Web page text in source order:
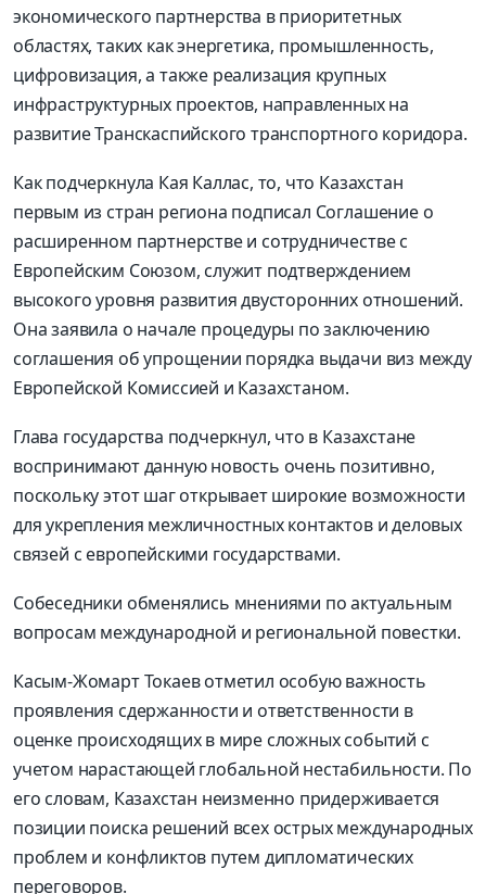
экономического партнерства в приоритетных
областях, таких как энергетика, промышленность,
цифровизация, а также реализация крупных
инфраструктурных проектов, направленных на
развитие Транскаспийского транспортного коридора.
Как подчеркнула Кая Каллас, то, что Казахстан
первым из стран региона подписал Соглашение о
расширенном партнерстве и сотрудничестве с
Европейским Союзом, служит подтверждением
высокого уровня развития двусторонних отношений.
Она заявила о начале процедуры по заключению
соглашения об упрощении порядка выдачи виз между
Европейской Комиссией и Казахстаном.
Глава государства подчеркнул, что в Казахстане
воспринимают данную новость очень позитивно,
поскольку этот шаг открывает широкие возможности
для укрепления межличностных контактов и деловых
связей с европейскими государствами.
Собеседники обменялись мнениями по актуальным
вопросам международной и региональной повестки.
Касым-Жомарт Токаев отметил особую важность
проявления сдержанности и ответственности в
оценке происходящих в мире сложных событий с
учетом нарастающей глобальной нестабильности. По
его словам, Казахстан неизменно придерживается
позиции поиска решений всех острых международных
проблем и конфликтов путем дипломатических
переговоров.